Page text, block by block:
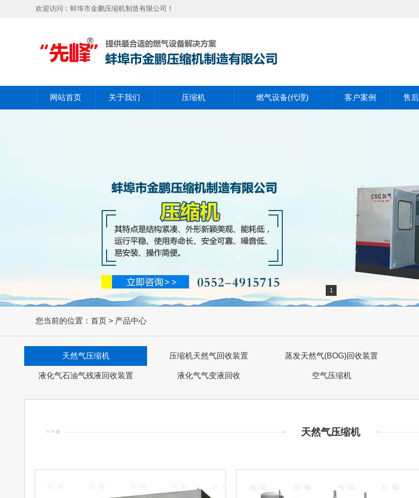
欢迎访问：蚌埠市金鹏压缩机制造有限公司！
网站首页 关于我们 压缩机 燃气设备(代理) 客户案例 售
1
您当前的位置：首页 > 产品中心
天然气压缩机 压缩机天然气回收装置 蒸发天然气(BOG)回收装置
液化气石油气残液回收装置 液化气气变液回收 空气压缩机
天然气压缩机